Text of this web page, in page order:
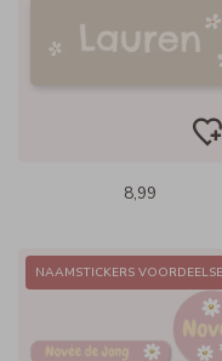
8,99
NAAMSTICKERS